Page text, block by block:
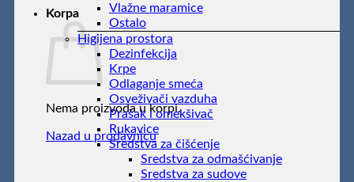
Korpa
Nema proizvoda u korpi.
Nazad u prodavnicu
Vlažne maramice
Ostalo
Higijena prostora
Dezinfekcija
Krpe
Odlaganje smeća
Osveživači vazduha
Prašak i omekšivač
Rukavice
Sredstva za čišćenje
Sredstva za odmašćivanje
Sredstva za sudove